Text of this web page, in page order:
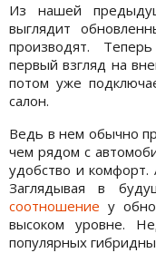
Из нашей
выглядит
производят.
первый взгляд на
потом уже
салон.
Ведь в нем обычно
чем рядом с
удобство и
Заглядывая в
соотношение у
высоком уровне.
популярных